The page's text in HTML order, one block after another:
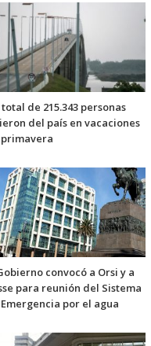
total de 215.343 personas
del país en vacaciones
convocó a Orsi y a
para reunión del Sistema
por el agua